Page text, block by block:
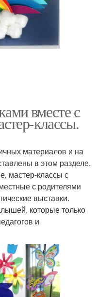
вместе с
классы.
материалов и на
в этом разделе.
мастер-классы с
с родителями
выставки.
которые только
и